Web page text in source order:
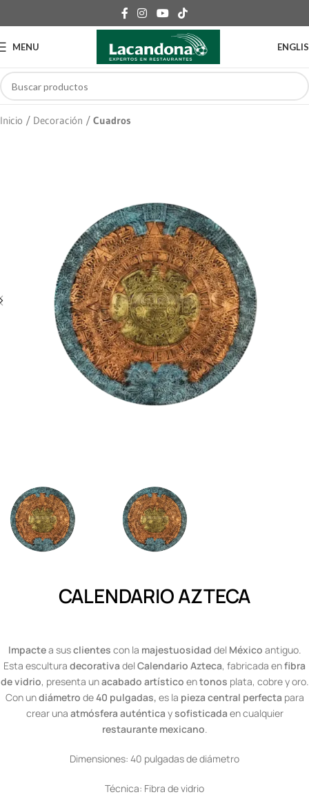
MENU
Inicio Decoración Cuadros
CALENDARIO AZTECA
Impactea susclientes con la majestuosidad del México antiguo.
Esta escultura decorativa del Calendario Azteca, fabricada enfibra
de vidrio, presenta unacabado artístico entonos plata, cobre y oro.
Con undiámetro de40 pulgadas, es la pieza central perfecta para
crear una atmósfera auténtica ysofisticada en cualquier
restaurante mexicano
Dimensiones: 40 pulgadas de diámetro
Técnica: Fibra de vidrio